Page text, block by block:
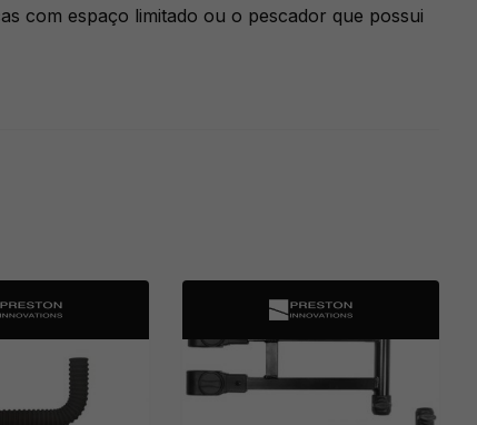
com espaço limitado ou o pescador que possui